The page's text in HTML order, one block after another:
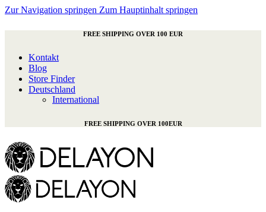
Zur Navigation springen Zum Hauptinhalt springen
FREE SHIPPING OVER 100 EUR
Kontakt
Blog
Store Finder
Deutschland
International
FREE SHIPPING OVER 100EUR